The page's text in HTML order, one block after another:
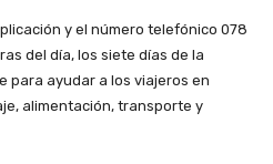
y el número telefónico 078
del día, los siete días de la
para ayudar a los viajeros en
alimentación, transporte y